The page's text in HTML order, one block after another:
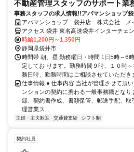
不動産管理スタッフのサポート業
事務スタッフの求人情報!!アパマンショップ
アパマンショップ 袋井店 株式会社 メ
アクセス 袋井 東名高速袋井インターチェ
時給1,200円～1,350円
静岡県袋井市
時間帯 朝、昼 勤務曜日・時間 1日5時～6
定してお ります。勤務時間９時、１０時
務日時、勤務時間はご相談させていただき
仕事情報 ● 仕事内容 当社が管理させて頂
ンションの契約に携わる一般事務職とな
録、契約書作成、書類保管、郵送手配、
理営業ス...
主婦・主夫歓迎 交通費支給 シフト制
契約社員